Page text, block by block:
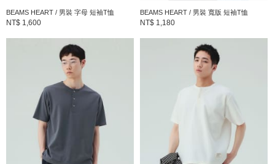
到好處」的平衡。以舒適自在的個人穿搭、觸手可及的親民價格，
的美好瞬間。
到店詢問時請告知店員下方的商品編號
商品編號：42-08-0093-819
» 聯絡我們
商品詳細
BEAMS HEART / 男裝 字母 短袖T恤
NT$ 1,600
BEAMS HEART / 男裝 寬版 短袖T恤
NT$ 1,180